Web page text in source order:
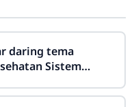
daring tema
Sistem